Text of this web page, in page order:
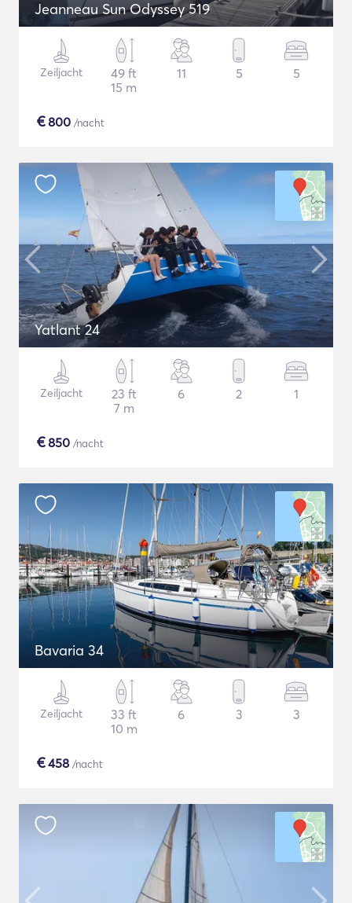
Jeanneau Sun Odyssey 519
Zeiljacht
49 ft
15 m
11 5 5
€800 /nacht
Yatlant 24
Zeiljacht
23 ft
7 m
6 2 1
€850 /nacht
Bavaria 34
Zeiljacht
33 ft
10 m
6 3 3
€458 /nacht